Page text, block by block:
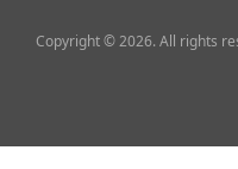
Copyright © 2026. All rights